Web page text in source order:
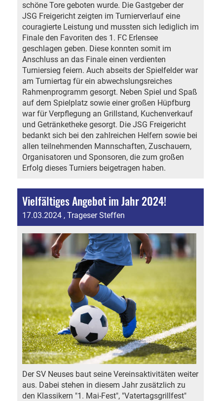
schöne Tore geboten wurde. Die Gastgeber der
JSG Freigericht zeigten im Turnierverlauf eine
couragierte Leistung und mussten sich lediglich im
Finale den Favoriten des 1. FC Erlensee
geschlagen geben. Diese konnten somit im
Anschluss an das Finale einen verdienten
Turniersieg feiern. Auch abseits der Spielfelder war
am Turniertag für ein abwechslungsreiches
Rahmenprogramm gesorgt. Neben Spiel und Spaß
auf dem Spielplatz sowie einer großen Hüpfburg
war für Verpflegung an Grillstand, Kuchenverkauf
und Getränketheke gesorgt. Die JSG Freigericht
bedankt sich bei den zahlreichen Helfern sowie bei
allen teilnehmenden Mannschaften, Zuschauern,
Organisatoren und Sponsoren, die zum großen
Erfolg dieses Turniers beigetragen haben.
Vielfältiges Angebot im Jahr 2024!
17.03.2024 , Trageser Steffen
Der SV Neuses baut seine Vereinsaktivitäten weiter
aus. Dabei stehen in diesem Jahr zusätzlich zu
den Klassikern "1. Mai-Fest", "Vatertagsgrillfest"